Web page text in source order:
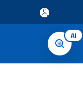
AI